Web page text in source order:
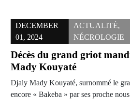
DECEMBER
01, 2024
ACTUALITÉ,
NÉCROLOGIE
Décès du grand griot
Mady Kouyaté
Djaly Mady Kouyaté, surnommé le
encore « Bakeba » par ses proche